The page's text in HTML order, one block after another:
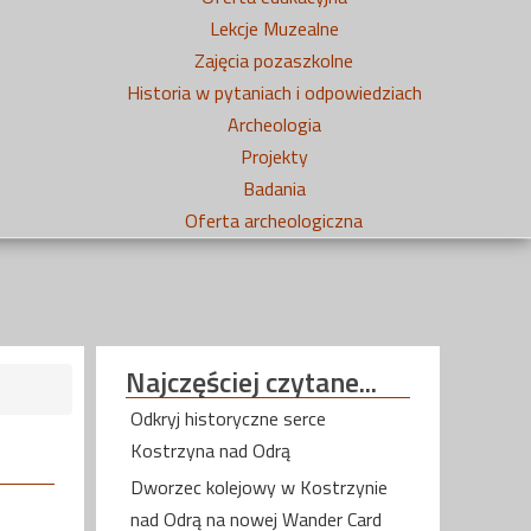
Lekcje Muzealne
Zajęcia pozaszkolne
Historia w pytaniach i odpowiedziach
Archeologia
Projekty
Badania
Oferta archeologiczna
Najczęściejczytane...
Odkryj historyczne serce
Kostrzyna nad Odrą
Dworzec kolejowy w Kostrzynie
nad Odrą na nowej Wander Card